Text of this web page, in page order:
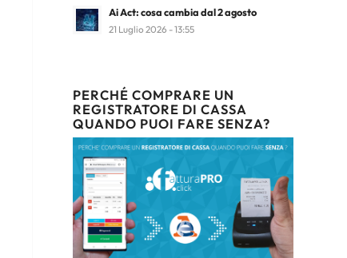
Ai Act: cosa cambia dal 2 agosto
21 Luglio 2026 - 13:55
PERCHÉ COMPRARE UN
REGISTRATORE DI CASSA
QUANDO PUOI FARE SENZA?